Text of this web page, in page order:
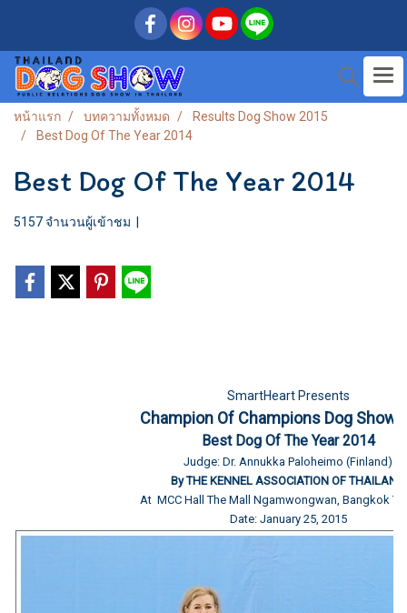
หน้าแรก บทความทั้งหมด
Results Dog Show 2015
Best Dog Of The Year 2014
Best Dog Of The Year 2014
5157 จำนวนผู้เข้าชม
SmartHeart Presents
Champion Of Champions Dog Show
Best Dog Of The Year 2014
Judge: Dr. Annukka Paloheimo (Finland)
By THE KENNEL ASSOCIATION OF THAILAND
At MCC Hall The Mall Ngamwongwan, Bangkok
Date: January 25, 2015